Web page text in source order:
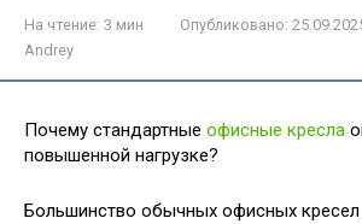
На чтение: 3 мин Опубликовано:
Andrey
Почему стандартные офисные кресла
повышенной нагрузке?
Большинство обычных офисных кресел